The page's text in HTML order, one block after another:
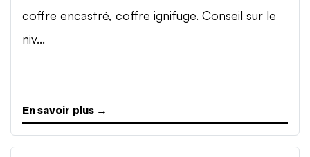
coffre encastré, coffre ignifuge. Conseil sur le
niv...
En savoir plus →